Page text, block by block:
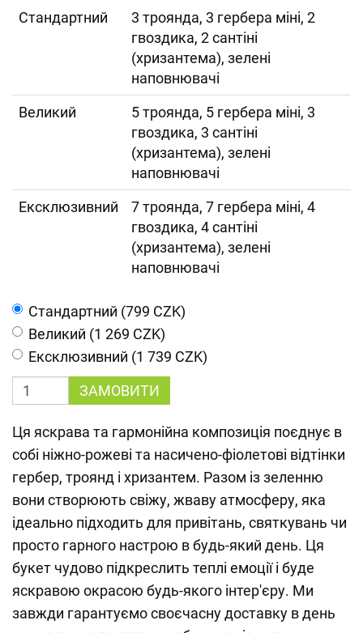
Cтандартний
3 троянда, 3 гербера міні, 2
гвоздика, 2 сантіні
(хризантема), зелені
наповнювачі
Великий
5 троянда, 5 гербера міні, 3
гвоздика, 3 сантіні
(хризантема), зелені
наповнювачі
Ексклюзивний
7 троянда, 7 гербера міні, 4
гвоздика, 4 сантіні
(хризантема), зелені
наповнювачі
Cтандартний (799 CZK)
Великий (1 269 CZK)
Ексклюзивний (1 739 CZK)
ЗАМОВИТИ
Ця яскрава та гармонійна композиція поєднує в
собі ніжно-рожеві та насичено-фіолетові відтінки
гербер, троянд і хризантем. Разом із зеленню
вони створюють свіжу, жваву атмосферу, яка
ідеально підходить для привітань, святкувань чи
просто гарного настрою в будь-який день. Ця
букет чудово підкреслить теплі емоції і буде
яскравою окрасою будь-якого інтер'єру. Ми
завжди гарантуємо своєчасну доставку в день